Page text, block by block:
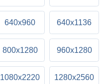
640x960 640x1136
800x1280 960x1280
1080x2220 1280x2560